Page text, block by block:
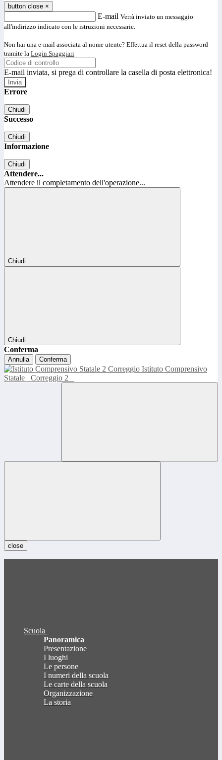
button close ×
E-mail Verrà inviato un messaggio
all'indirizzo indicato con le istruzioni necessarie.
Non hai una e-mail associata al nome utente? Effettua il reset della password
tramite la Login Spaggiari
E-mail inviata, si prega di controllare la casella di posta elettronica!
Errore
Chiudi
Successo
Chiudi
Informazione
Chiudi
Attendere...
Attendere il completamento dell'operazione...
Chiudi
Chiudi
Conferma
Annulla Conferma
Istituto Comprensivo
Statale
Correggio 2
close
Scuola
Panoramica
Presentazione
I luoghi
Le persone
I numeri della scuola
Le carte della scuola
Organizzazione
La storia